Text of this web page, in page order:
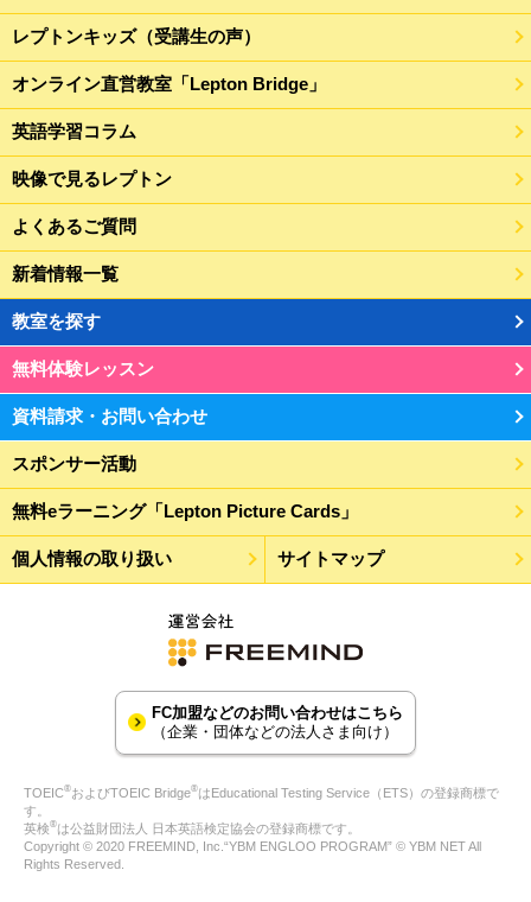
レプトンキッズ（受講生の声）
オンライン直営教室「Lepton Bridge」
英語学習コラム
映像で見るレプトン
よくあるご質問
新着情報一覧
教室を探す
無料体験レッスン
資料請求・お問い合わせ
スポンサー活動
無料eラーニング「Lepton Picture Cards」
個人情報の取り扱い サイトマップ
FC加盟などのお問い合わせはこちら
（企業・団体などの法人さま向け）
TOEIC®およびTOEIC Bridge®はEducational Testing Service（ETS）の登録商標で
す。
英検®は公益財団法人 日本英語検定協会の登録商標です。
Copyright © 2020 FREEMIND, Inc.“YBM ENGLOO PROGRAM” © YBM NET All
Rights Reserved.